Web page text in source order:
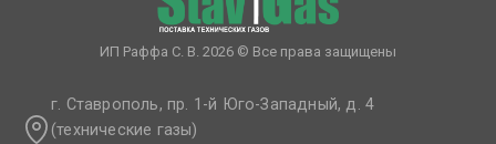
ИП Раффа С. В. 2026 © Все права защищены
г. Ставрополь, пр. 1-й Юго-Западный, д. 4
(технические газы)